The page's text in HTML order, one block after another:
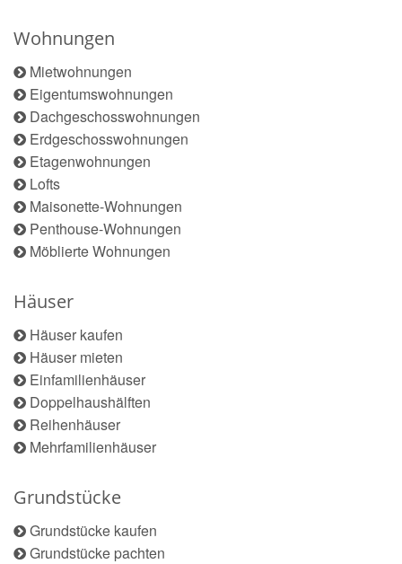
Wohnungen
Mietwohnungen
Eigentumswohnungen
Dachgeschosswohnungen
Erdgeschosswohnungen
Etagenwohnungen
Lofts
Maisonette-Wohnungen
Penthouse-Wohnungen
Möblierte Wohnungen
Häuser
Häuser kaufen
Häuser mieten
Einfamilienhäuser
Doppelhaushälften
Reihenhäuser
Mehrfamilienhäuser
Grundstücke
Grundstücke kaufen
Grundstücke pachten